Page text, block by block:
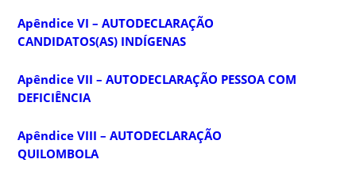
Apêndice VI – AUTODECLARAÇÃO
CANDIDATOS(AS) INDÍGENAS
Apêndice VII – AUTODECLARAÇÃO PESSOA COM
DEFICIÊNCIA
Apêndice VIII – AUTODECLARAÇÃO
QUILOMBOLA